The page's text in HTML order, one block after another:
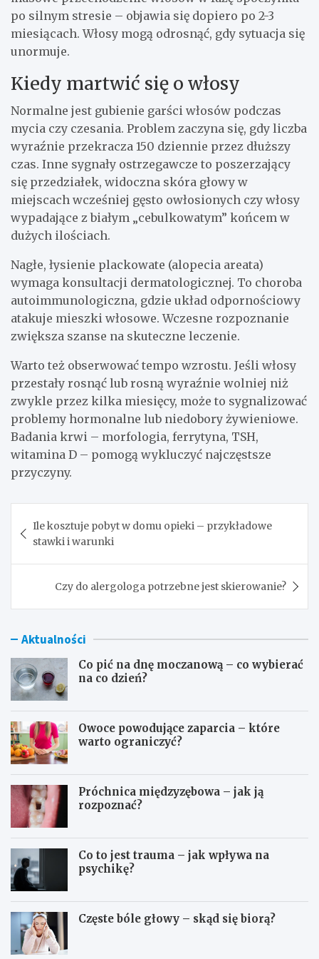
po silnym stresie – objawia się dopiero po 2-3
miesiącach. Włosy mogą odrosnąć, gdy sytuacja się
unormuje.
Kiedy martwić się o włosy
Normalne jest gubienie garści włosów podczas
mycia czy czesania. Problem zaczyna się, gdy liczba
wyraźnie przekracza 150 dziennie przez dłuższy
czas. Inne sygnały ostrzegawcze to poszerzający
się przedziałek, widoczna skóra głowy w
miejscach wcześniej gęsto owłosionych czy włosy
wypadające z białym „cebulkowatym” końcem w
dużych ilościach.
Nagłe, łysienie plackowate (alopecia areata)
wymaga konsultacji dermatologicznej. To choroba
autoimmunologiczna, gdzie układ odpornościowy
atakuje mieszki włosowe. Wczesne rozpoznanie
zwiększa szanse na skuteczne leczenie.
Warto też obserwować tempo wzrostu. Jeśli włosy
przestały rosnąć lub rosną wyraźnie wolniej niż
zwykle przez kilka miesięcy, może to sygnalizować
problemy hormonalne lub niedobory żywieniowe.
Badania krwi – morfologia, ferrytyna, TSH,
witamina D – pomogą wykluczyć najczęstsze
przyczyny.
wpisu
Ile kosztuje pobyt w domu opieki – przykładowe
stawki i warunki
Czy do alergologa potrzebne jest skierowanie?
Aktualności
Co pić na dnę moczanową – co wybierać
na co dzień?
Owoce powodujące zaparcia – które
warto ograniczyć?
Próchnica międzyzębowa – jak ją
rozpoznać?
Co to jest trauma – jak wpływa na
psychikę?
Częste bóle głowy – skąd się biorą?